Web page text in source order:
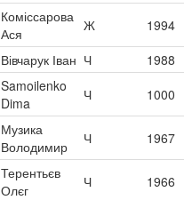
Коміссарова
Ася
Ж 1994
Вівчарук Іван Ч 1988
Samoilenko
Dima
Ч 1000
Музика
Володимир
Ч 1967
Терентьєв
Олєг
Ч 1966